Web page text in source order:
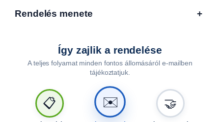
Rendelés menete +
Így zajlik a rendelése
A teljes folyamat minden fontos állomásáról e-mailben
tájékoztatjuk.
📋 ✉️ 🤝